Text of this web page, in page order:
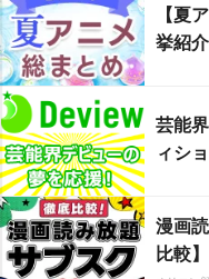
【夏
挙紹介
芸能
ィシ
漫画
比較】